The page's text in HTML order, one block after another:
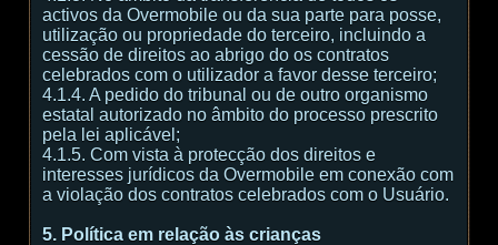
activos da Overmobile ou da sua parte para posse,
utilização ou propriedade do terceiro, incluindo a
cessão de direitos ao abrigo do os contratos
celebrados com o utilizador a favor desse terceiro;
4.1.4. A pedido do tribunal ou de outro organismo
estatal autorizado no âmbito do processo prescrito
pela lei aplicável;
4.1.5. Com vista à protecção dos direitos e
interesses jurídicos da Overmobile em conexão com
a violação dos contratos celebrados com o Usuário.
5. Política em relação às crianças